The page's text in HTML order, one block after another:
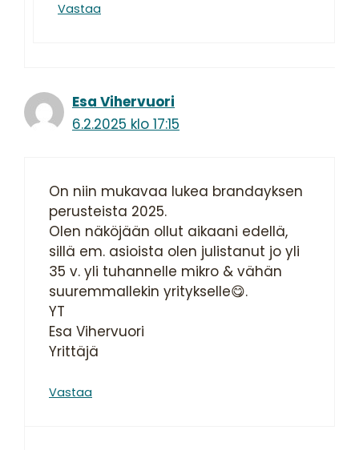
Vastaa
Esa Vihervuori
6.2.2025 klo 17:15
On niin mukavaa lukea brandayksen
perusteista 2025.
Olen näköjään ollut aikaani edellä,
sillä em. asioista olen julistanut jo yli
35 v. yli tuhannelle mikro & vähän
suuremmallekin yritykselle😋.
YT
Esa Vihervuori
Yrittäjä
Vastaa